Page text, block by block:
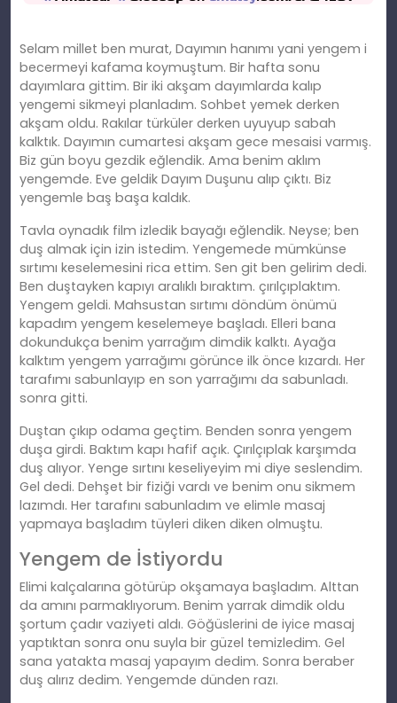
Selam millet ben murat, Dayımın hanımı yani yengem i
becermeyi kafama koymuştum. Bir hafta sonu
dayımlara gittim. Bir iki akşam dayımlarda kalıp
yengemi sikmeyi planladım. Sohbet yemek derken
akşam oldu. Rakılar türküler derken uyuyup sabah
kalktık. Dayımın cumartesi akşam gece mesaisi varmış.
Biz gün boyu gezdik eğlendik. Ama benim aklım
yengemde. Eve geldik Dayım Duşunu alıp çıktı. Biz
yengemle baş başa kaldık.
Tavla oynadık film izledik bayağı eğlendik. Neyse; ben
duş almak için izin istedim. Yengemede mümkünse
sırtımı keselemesini rica ettim. Sen git ben gelirim dedi.
Ben duştayken kapıyı aralıklı bıraktım. çırılçıplaktım.
Yengem geldi. Mahsustan sırtımı döndüm önümü
kapadım yengem keselemeye başladı. Elleri bana
dokundukça benim yarrağım dimdik kalktı. Ayağa
kalktım yengem yarrağımı görünce ilk önce kızardı. Her
tarafımı sabunlayıp en son yarrağımı da sabunladı.
sonra gitti.
Duştan çıkıp odama geçtim. Benden sonra yengem
duşa girdi. Baktım kapı hafif açık. Çırılçıplak karşımda
duş alıyor. Yenge sırtını keseliyeyim mi diye seslendim.
Gel dedi. Dehşet bir fiziği vardı ve benim onu sikmem
lazımdı. Her tarafını sabunladım ve elimle masaj
yapmaya başladım tüyleri diken diken olmuştu.
Yengem de İstiyordu
Elimi kalçalarına götürüp okşamaya başladım. Alttan
da amını parmaklıyorum. Benim yarrak dimdik oldu
şortum çadır vaziyeti aldı. Göğüslerini de iyice masaj
yaptıktan sonra onu suyla bir güzel temizledim. Gel
sana yatakta masaj yapayım dedim. Sonra beraber
duş alırız dedim. Yengemde dünden razı.